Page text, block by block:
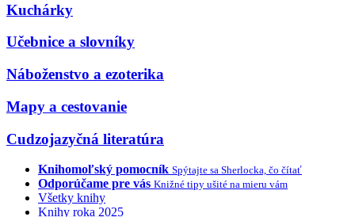
Kuchárky
Učebnice a slovníky
Náboženstvo a ezoterika
Mapy a cestovanie
Cudzojazyčná literatúra
Knihomoľský pomocník Spýtajte sa Sherlocka, čo čítať
Odporúčame pre vás Knižné tipy ušité na mieru vám
Všetky knihy
Knihy roka 2025